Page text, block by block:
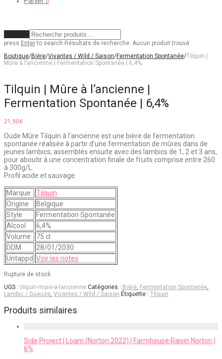
press Enterto search Résultats de recherche: Aucun produit trouvé.
Boutique/Bière/Vivantes / Wild / Saison/Fermentation Spontanée/Tilquin |
Mûre à l’ancienne | Fermentation Spontanée | 6,4%
Tilquin | Mûre à l’ancienne |
Fermentation Spontanée | 6,4%
21,90€
Oude Mûre Tilquin à l’ancienne est une bière de fermentation
spontanée réalisée à partir d’une fermentation de mûres dans de
jeunes lambics, assemblés ensuite avec des lambics de 1, 2 et 3 ans,
pour aboutir à une concentration finale de fruits comprise entre 260
à 300g/L.
Profil acide et sauvage.
Marque
Tilquin
Origine
Belgique
Style
Fermentation Spontanée
Alcool
6,4%
Volume
75 cl
DDM
28/01/2030
Untappd Voir les notes
Rupture de stock
UGS :tilquin-mure-a-lancienne Catégories : Bière, Fermentation Spontanée,
Lambic / Gueuze, Vivantes / Wild / Saison Étiquette : Tilquin
Produits similaires
Side Project | Loam (Norton 2022) | Farmhouse Raisin Norton |
6%